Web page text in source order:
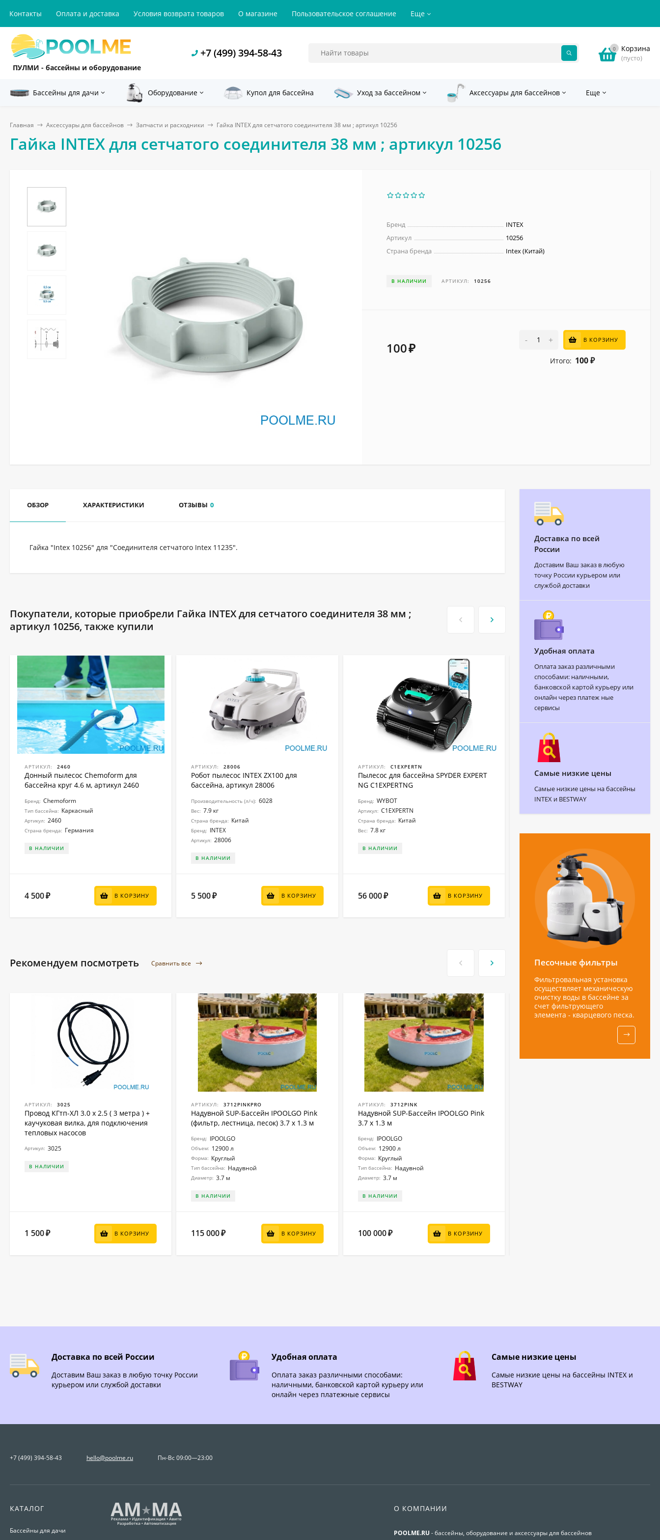
Контакты Оплата и доставка Условия возврата товаров О магазине Пользовательское соглашение Еще
ПУЛМИ - бассейны и оборудование
+7 (499) 394-58-43 0 Корзина
(пусто)
Бассейны для дачи Оборудование Купол для бассейна Уход за бассейном Аксессуары для бассейнов Еще
Главная Аксессуары для бассейнов Запчасти и расходники Гайка INTEX для сетчатого соединителя 38 мм ; артикул 10256
Гайка INTEX для сетчатого соединителя 38 мм ; артикул 10256
Бренд
INTEX
Артикул
10256
Страна бренда
Intex (Китай)
В НАЛИЧИИ АРТИКУЛ: 10256
100₽
- + В КОРЗИНУ
Итого: 100 ₽
ОБЗОР ХАРАКТЕРИСТИКИ ОТЗЫВЫ 0
Гайка "Intex 10256" для "Соединителя сетчатого Intex 11235".
Покупатели, которые приобрели Гайка INTEX для сетчатого соединителя 38 мм ;
артикул 10256, также купили
АРТИКУЛ: 2460
Донный пылесос Chemoform для
бассейна круг 4.6 м, артикул 2460
Бренд: Chemoform
Тип бассейна: Каркасный
Артикул: 2460
Страна бренда: Германия
В НАЛИЧИИ
4 500₽ В КОРЗИНУ
АРТИКУЛ: 28006
Робот пылесос INTEX ZX100 для
бассейна, артикул 28006
Производительность (л/ч): 6028
Вес: 7.9 кг
Страна бренда: Китай
Бренд: INTEX
Артикул: 28006
В НАЛИЧИИ
5 500₽ В КОРЗИНУ
АРТИКУЛ: C1EXPERTN
Пылесос для бассейна SPYDER EXPERT
NG C1EXPERTNG
Бренд: WYBOT
Артикул: C1EXPERTN
Страна бренда: Китай
Вес: 7.8 кг
В НАЛИЧИИ
56 000₽ В КОРЗИНУ
Донный пылесос Chemoform для
бассейна овал 7.3 - 3.7 м, артикул
273370
В НАЛИЧИИ
₽
Рекомендуем посмотреть Сравнить все
АРТИКУЛ: 3025
Провод КГтп-ХЛ 3.0 x 2.5 ( 3 метра ) +
каучуковая вилка, для подключения
тепловых насосов
Артикул: 3025
В НАЛИЧИИ
1 500₽ В КОРЗИНУ
АРТИКУЛ: 3712PINKPRO
Надувной SUP-Бассейн IPOOLGO Pink
(фильтр, лестница, песок) 3.7 x 1.3 м
Бренд: IPOOLGO
Объем: 12900 л
Форма: Круглый
Тип бассейна: Надувной
Диаметр: 3.7 м
В НАЛИЧИИ
115 000₽ В КОРЗИНУ
АРТИКУЛ: 3712PINK
Надувной SUP-Бассейн IPOOLGO Pink
3.7 x 1.3 м
Бренд: IPOOLGO
Объем: 12900 л
Форма: Круглый
Тип бассейна: Надувной
Диаметр: 3.7 м
В НАЛИЧИИ
100 000₽ В КОРЗИНУ
Доставка по всей
России
Доставим Ваш заказ в любую
точку России курьером или
службой доставки
Удобная оплата
Оплата заказ различными
способами: наличными,
банковской картой курьеру или
онлайн через платеж ные
сервисы
Самые низкие цены
Самые низкие цены на бассейны
INTEX и BESTWAY
Песочные фильтры
Фильтровальная установка
осуществляет механическую
очистку воды в бассейне за
счет фильтрующего
элемента - кварцевого песка.
Доставка по всей России
Доставим Ваш заказ в любую точку России
курьером или службой доставки
Удобная оплата
Оплата заказ различными способами:
наличными, банковской картой курьеру или
онлайн через платежные сервисы
Самые низкие цены
Самые низкие цены на бассейны INTEX и
BESTWAY
+7 (499) 394-58-43 hello@poolme.ru Пн-Вс 09:00—23:00
КАТАЛОГ
Бассейны для дачи
О КОМПАНИИ
POOLME.RU - бассейны, оборудование и аксессуары для бассейнов